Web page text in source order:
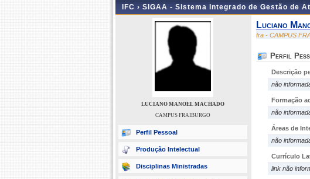
IFC › SIGAA - Sistema Integrado de Gestão de
LUCIANO MANOEL MACHADO
CAMPUS FRAIBURGO
Perfil Pessoal
Produção Intelectual
Disciplinas Ministradas
Luciano
fra - CAMPUS
Perfil
Descrição
não
Formação
não
Áreas de
não
Currículo
link não